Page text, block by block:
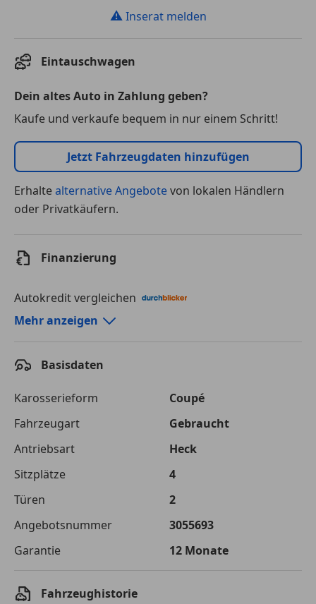
⚠ Inserat melden
Eintauschwagen
Dein altes Auto in Zahlung geben?
Kaufe und verkaufe bequem in nur einem Schritt!
Jetzt Fahrzeugdaten hinzufügen
Erhaltealternative Angebotevon lokalen Händlern
oder Privatkäufern.
Finanzierung
Autokredit vergleichen
Autokredit-Rechner von durchblicker.at
Laufzeit
120 Monate
Kreditbetrag
€ 75 000,-
Zu zahlender
Gesamtbetrag
€ 105 661,-
Einberechnete Gebühren
€ 0,-
Effektivzinsatz
7,50 %
Mehr anzeigen
Basisdaten
Karosserieform
Coupé
Fahrzeugart
Gebraucht
Antriebsart
Heck
Sitzplätze
4
Türen
2
Angebotsnummer
3055693
Garantie
12 Monate
Fahrzeughistorie